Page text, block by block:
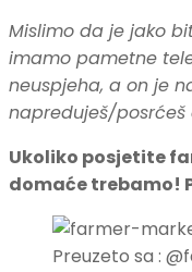
Mislimo da je jako
imamo pametne
neuspjeha, a on je
napreduješ/posrćeš
Ukoliko posjetite
domaće trebamo!
Preuzeto sa :